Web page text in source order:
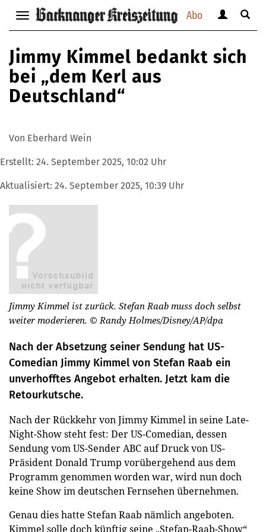
Abo
Navigation
anzeigen
verbergen
anzeigen
verbergen
Suche
Jimmy Kimmel bedankt sich
bei „dem Kerl aus
Deutschland“
Von Eberhard Wein
Erstellt: 24. September 2025, 10:02 Uhr
Aktualisiert: 24. September 2025, 10:39 Uhr
Jimmy Kimmel ist zurück. Stefan Raab muss doch selbst
weiter moderieren. © Randy Holmes/Disney/AP/dpa
Nach der Absetzung seiner Sendung hat US-
Comedian Jimmy Kimmel von Stefan Raab ein
unverhofftes Angebot erhalten. Jetzt kam die
Retourkutsche.
Nach der Rückkehr von Jimmy Kimmel in seine Late-
Night-Show steht fest: Der US-Comedian, dessen
Sendung vom US-Sender ABC auf Druck von US-
Präsident Donald Trump vorübergehend aus dem
Programm genommen worden war, wird nun doch
keine Show im deutschen Fernsehen übernehmen.
Genau dies hatte Stefan Raab nämlich angeboten.
Kimmel solle doch künftig seine „Stefan-Raab-Show“